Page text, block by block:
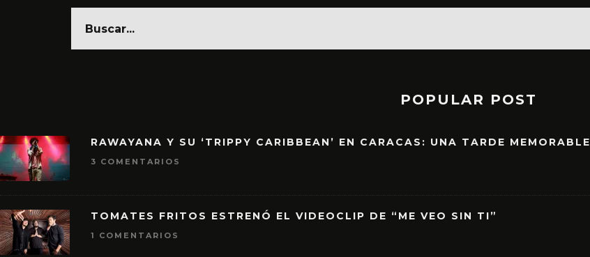
POPULAR POST
RAWAYANA Y SU ‘TRIPPY CARIBBEAN’ EN CARACAS: UNA TARDE MEMORABLE
3 COMENTARIOS
TOMATES FRITOS ESTRENÓ EL VIDEOCLIP DE “ME VEO SIN TI”
1 COMENTARIOS